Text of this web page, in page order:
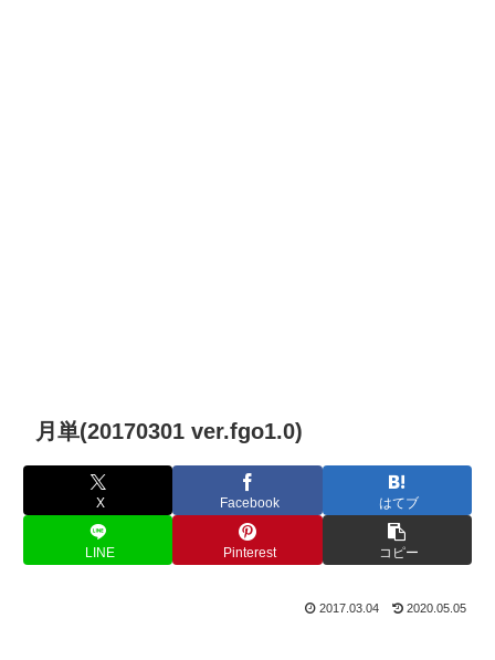
月単(20170301 ver.fgo1.0)
X Facebook はてブ
LINE Pinterest コピー
2017.03.04 2020.05.05